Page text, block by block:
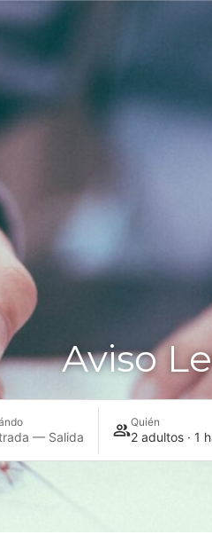
Aviso
— Salida
Quién
2 adultos · 1